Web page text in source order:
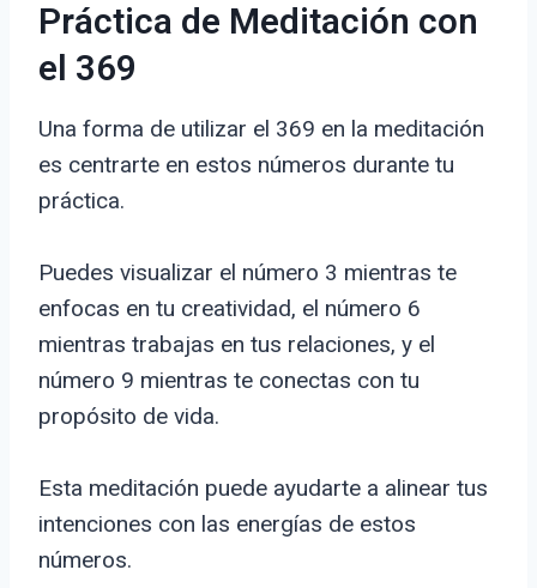
Práctica de Meditación con
el 369
Una forma de utilizar el 369 en la meditación
es centrarte en estos números durante tu
práctica.
Puedes visualizar el número 3 mientras te
enfocas en tu creatividad, el número 6
mientras trabajas en tus relaciones, y el
número 9 mientras te conectas con tu
propósito de vida.
Esta meditación puede ayudarte a alinear tus
intenciones con las energías de estos
números.